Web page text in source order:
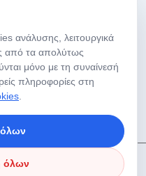
08:00-17:30
09:00-13:30
Δικαιώματα Διατηρούνται.
ανάλυσης, λειτουργικά
από τα απολύτως
μόνο με τη συναίνεσή
πληροφορίες στη
όλων